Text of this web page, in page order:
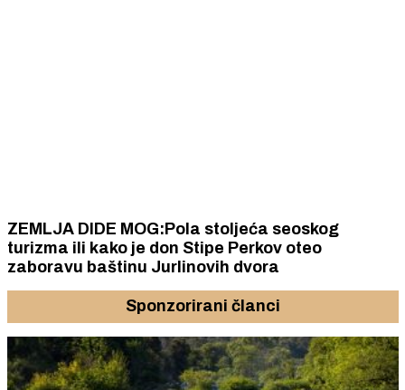
ZEMLJA DIDE MOG:Pola stoljeća seoskog
turizma ili kako je don Stipe Perkov oteo
zaboravu baštinu Jurlinovih dvora
Sponzorirani članci